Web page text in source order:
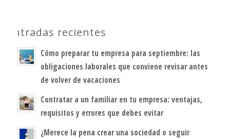
Entradas recientes
Cómo preparar tu empresa para septiembre: las
obligaciones laborales que conviene revisar antes
de volver de vacaciones
Contratar a un familiar en tu empresa: ventajas,
requisitos y errores que debes evitar
¿Merece la pena crear una sociedad o seguir